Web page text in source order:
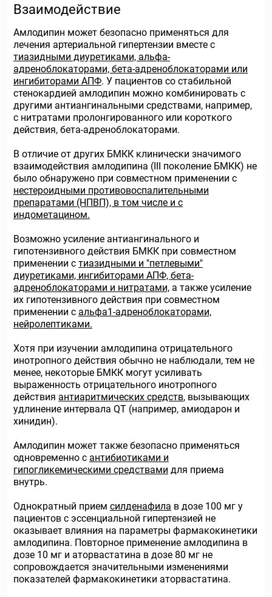
Взаимодействие
Амлодипин может безопасно применяться для
лечения артериальной гипертензии вместе с
тиазидными диуретиками, альфа-
адреноблокаторами, бета-адреноблокаторами или
ингибиторами АПФ. У пациентов со стабильной
стенокардией амлодипин можно комбинировать с
другими антиангинальными средствами, например,
с нитратами пролонгированного или короткого
действия, бета-адреноблокаторами.
В отличие от других БМКК клинически значимого
взаимодействия амлодипина (III поколение БМКК) не
было обнаружено при совместном применении с
нестероидными противовоспалительными
препаратами (НПВП), в том числе и с
индометацином.
Возможно усиление антиангинального и
гипотензивного действия БМКК при совместном
применении с тиазидными и "петлевыми"
диуретиками, ингибиторами АПФ, бета-
адреноблокаторами и нитратами, а также усиление
их гипотензивного действия при совместном
применении с альфа1-адреноблокаторами,
нейролептиками.
Хотя при изучении амлодипина отрицательного
инотропного действия обычно не наблюдали, тем не
менее, некоторые БМКК могут усиливать
выраженность отрицательного инотропного
действия антиаритмических средств, вызывающих
удлинение интервала QT (например, амиодарон и
хинидин).
Амлодипин может также безопасно применяться
одновременно с антибиотиками и
гипогликемическими средствами для приема
внутрь.
Однократный прием силденафила в дозе 100 мг у
пациентов с эссенциальной гипертензией не
оказывает влияния на параметры фармакокинетики
амлодипина. Повторное применение амлодипина в
дозе 10 мг и аторвастатина в дозе 80 мг не
сопровождается значительными изменениями
показателей фармакокинетики аторвастатина.